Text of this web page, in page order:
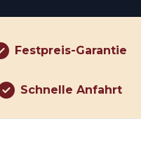
Festpreis-Garantie
Schnelle Anfahrt